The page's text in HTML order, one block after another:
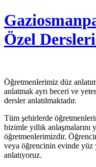
Özel
Öğretmenlerimiz düz
anlatmak ayrı beceri ve
dersler anlatılmaktadır.
Tüm şehirlerde
bizimle yıllık
öğretmenlerimizdir.
veya öğrencinin evinde yüz
anlatıyoruz.